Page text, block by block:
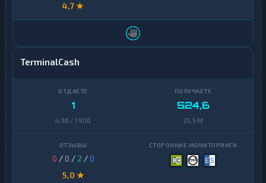
4,7 ★
TerminalCash
1
4,96 / 1 906
524,6
25,5 M
0 / 0 / 2 /0
5,0 ★